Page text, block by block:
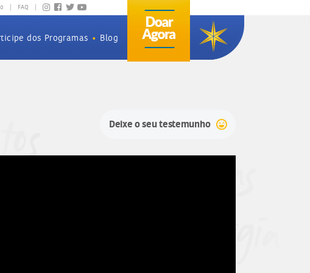
| FAQ |
dos Programas • Blog
Deixe o seu testemunho